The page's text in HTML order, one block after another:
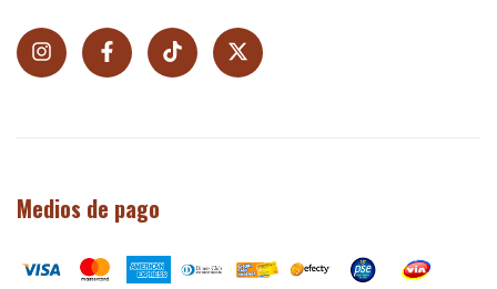
Medios de pago